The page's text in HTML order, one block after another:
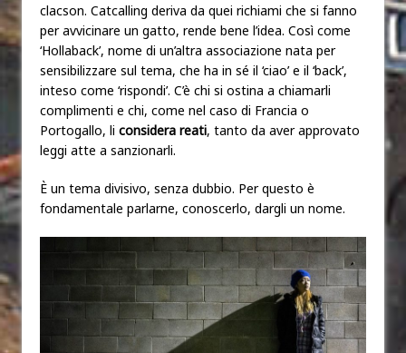
clacson. Catcalling deriva da quei richiami che si fanno
per avvicinare un gatto, rende bene l’idea. Così come
‘Hollaback’, nome di un’altra associazione nata per
sensibilizzare sul tema, che ha in sé il ‘ciao’ e il ‘back’,
inteso come ‘rispondi’. C’è chi si ostina a chiamarli
complimenti e chi, come nel caso di Francia o
Portogallo, li considera reati, tanto da aver approvato
leggi atte a sanzionarli.
È un tema divisivo, senza dubbio. Per questo è
fondamentale parlarne, conoscerlo, dargli un nome.